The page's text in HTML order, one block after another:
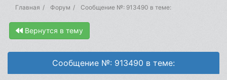
Главная Форум Сообщение №: 913490 в теме:
Вернутся в тему
Сообщение №: 913490 в теме: